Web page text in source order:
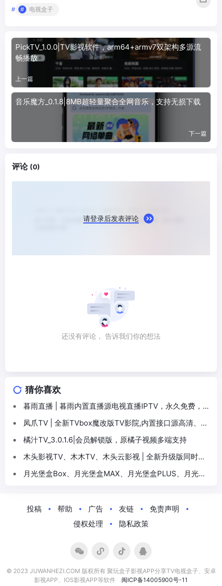
# 电视盒子
PickTV_1.0.0|TV影视软件，arm64+armv7双架构多源流
畅播放
上一篇
音乐魔方_0.1.8|8MB超轻量聚合全网音乐，支持无损下载
下一篇
评论 (0)
请登录后发表评论
还没有评论， 告诉我们你的想法
猜你喜欢
暮雨直播 | 暮雨内置直播源电视直播IPTV，永久免费，一
直维护
凤爪TV | 全新TVbox魔改版TV影院,内置接口源高清、流
畅体验
橘汁TV_3.0.1.6|会员解锁版，原橘子视频多端支持
木头影视TV、木木TV、木头云影视 | 全新升级版同时更
新多款多端版本影视APP，兼容安卓4，还有竖屏手机版
月光堡盒Box、月光堡盒MAX、月光堡盒PLUS、月光堡
投稿
帮助 广告 友链
免责声明
侵权处理
隐私政策
© 2023 JUWANHEZI.COM 版权所有 聚玩盒子影视APP分享TV电视盒子、安卓
影视APP、IOS影视APP等软件 闽ICP备14005900号-11